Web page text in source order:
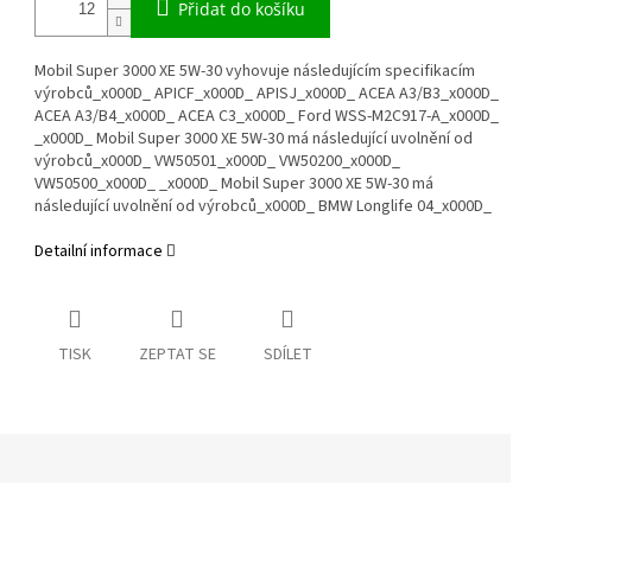
Přidat do košíku
Mobil Super 3000 XE 5W-30 vyhovuje následujícím specifikacím
výrobců_x000D_ APICF_x000D_ APISJ_x000D_ ACEA A3/B3_x000D_
ACEA A3/B4_x000D_ ACEA C3_x000D_ Ford WSS-M2C917-A_x000D_
_x000D_ Mobil Super 3000 XE 5W-30 má následující uvolnění od
výrobců_x000D_ VW50501_x000D_ VW50200_x000D_
VW50500_x000D_ _x000D_ Mobil Super 3000 XE 5W-30 má
následující uvolnění od výrobců_x000D_ BMW Longlife 04_x000D_
Detailní informace
TISK ZEPTAT SE SDÍLET